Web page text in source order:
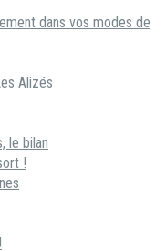
dans vos modes de
Alizés
le bilan
!